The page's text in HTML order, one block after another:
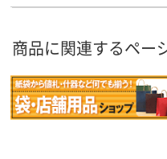
商品に関連するペー